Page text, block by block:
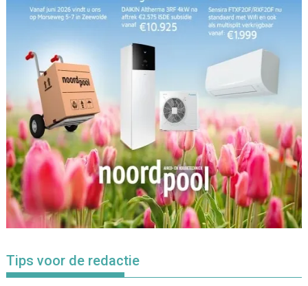
Tips voor de redactie